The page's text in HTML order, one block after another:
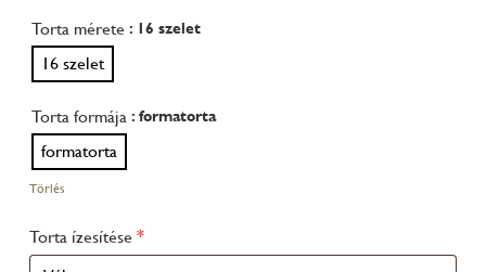
Torta mérete : 16 szelet
16 szelet
Torta formája : formatorta
formatorta
Törlés
Torta ízesítése *